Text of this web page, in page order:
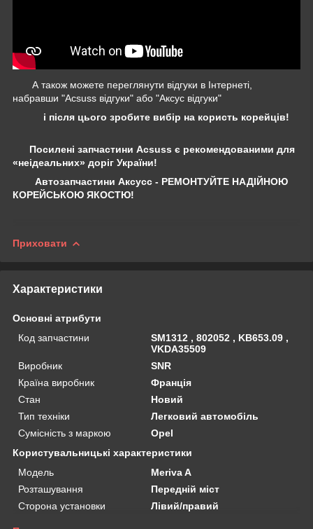
А також можете переглянути відгуки в Інтернеті,
набравши "Acsuss відгуки" або "Аксус відгуки"
і після цього зробите вибір на користь корейців!
Посилені запчастини Acsuss є рекомендованими для
«неідеальних» доріг України!
Автозапчастини Аксусс - РЕМОНТУЙТЕ НАДІЙНОЮ
КОРЕЙСЬКОЮ ЯКОСТЮ!
Приховати
Характеристики
Основні атрибути
Код запчастини
SM1312 , 802052 , KB653.09 ,
VKDA35509
Виробник
SNR
Країна виробник
Франція
Стан
Новий
Тип техніки
Легковий автомобіль
Сумісність з маркою
Opel
Користувальницькі характеристики
Мoдель
Meriva A
Розташування
Передній міст
Сторона установки
Лівий/правий